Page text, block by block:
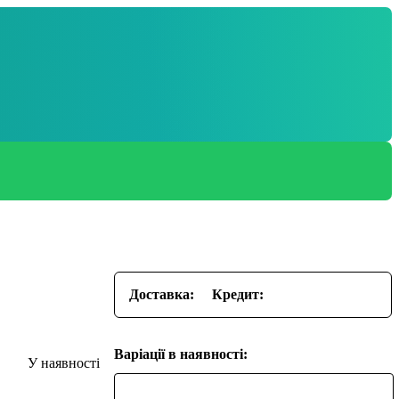
Доставка: Кредит:
Варіації в наявності: